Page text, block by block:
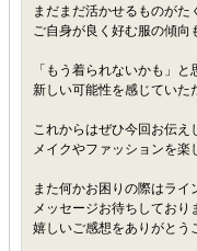
まだまだ活かせるものがた
ご自身が良く好む服の傾
「もう着られないかも」
新しい可能性を感じていた
これからはぜひ今回お伝え
メイクやファッションを楽
また何かお困りの際はライ
メッセージお待ちしており
嬉しいご感想をありがとう